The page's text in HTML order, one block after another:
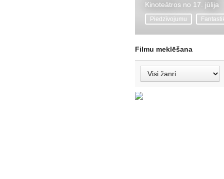
Kinoteātros no 17. jūlija
Piedzīvojumu
Filmu meklēšana